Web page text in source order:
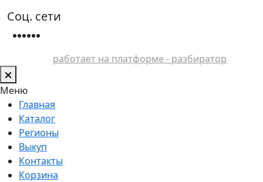
Соц. сети
работает на платформе - разбиратор
Меню
Главная
Каталог
Регионы
Выкуп
Контакты
Корзина